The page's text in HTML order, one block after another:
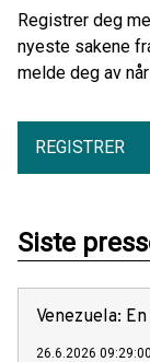
Registrer deg
nyeste sakene
melde deg av
REGISTRER
Siste
Venezuela:
26.6.2026